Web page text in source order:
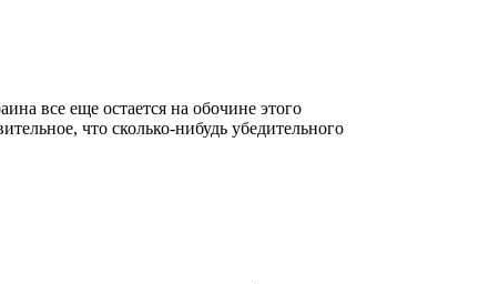
все еще остается на обочине этого
что сколько-нибудь убедительного